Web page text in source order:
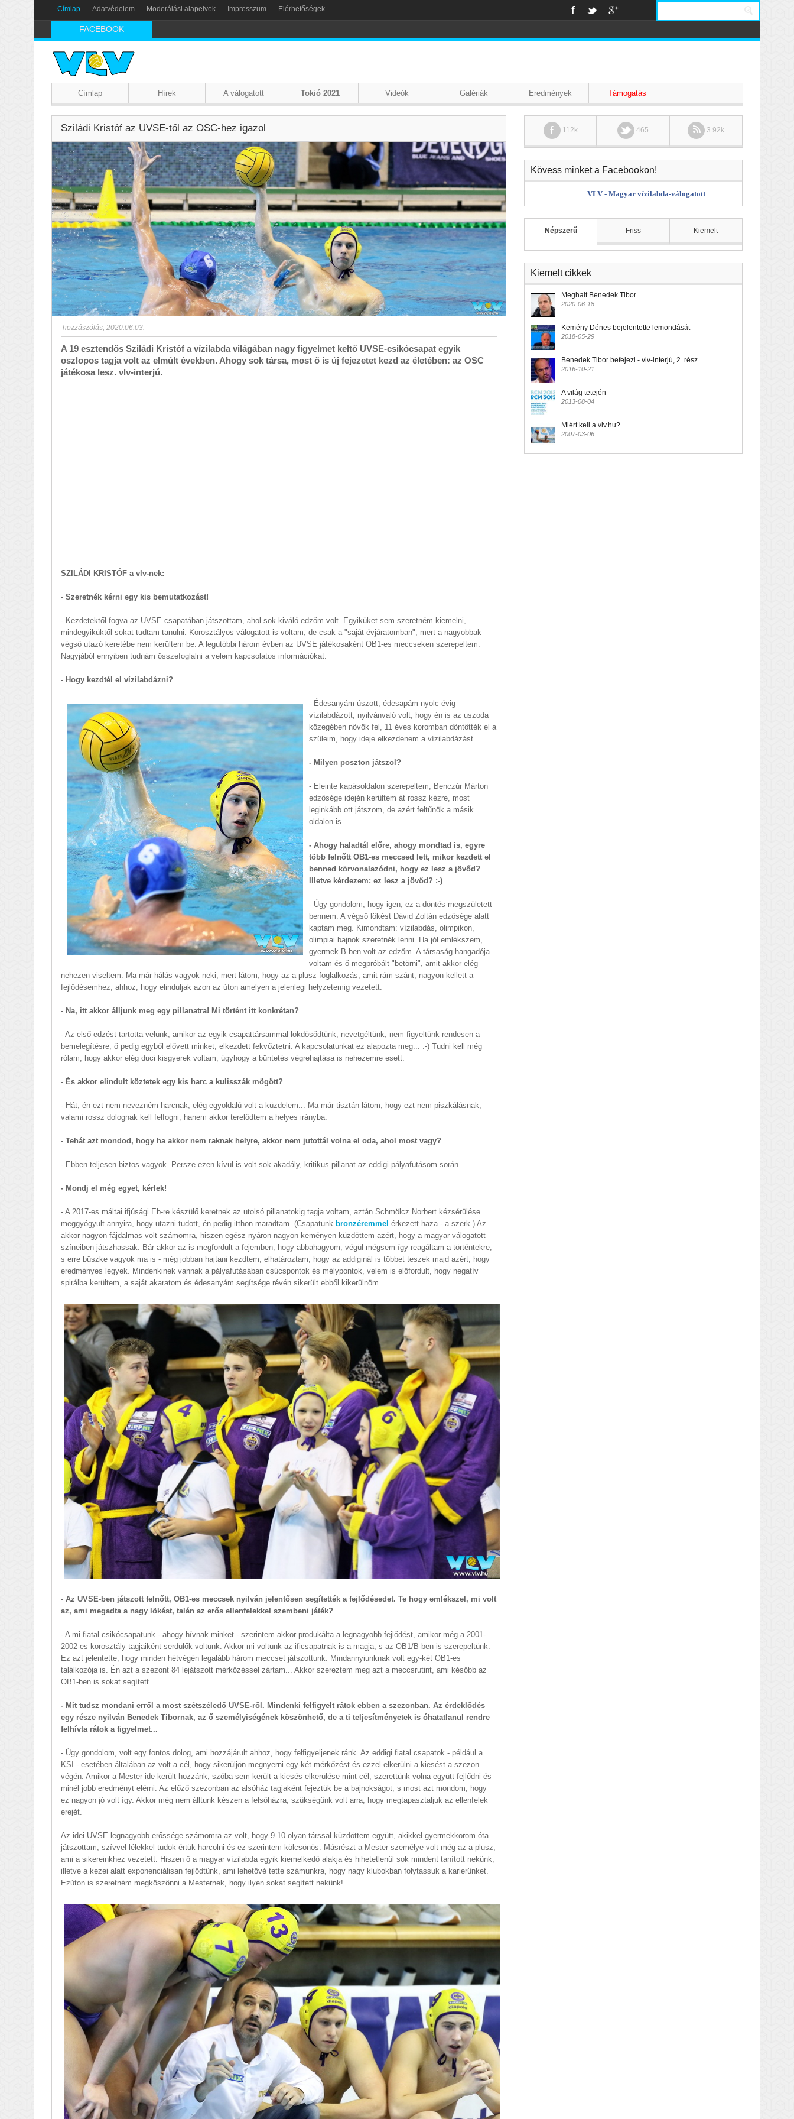
Címlap Adatvédelem Moderálási alapelvek Impresszum Elérhetőségek
FACEBOOK
Címlap Hírek A válogatott Tokió 2021 Videók Galériák Eredmények Támogatás
Sziládi Kristóf az UVSE-től az OSC-hez igazol
hozzászólás, 2020.06.03.
A 19 esztendős Sziládi Kristóf a vízilabda világában nagy figyelmet keltő UVSE-csikócsapat egyik
oszlopos tagja volt az elmúlt években. Ahogy sok társa, most ő is új fejezetet kezd az életében: az OSC
játékosa lesz. vlv-interjú.
SZILÁDI KRISTÓF a vlv-nek:
- Szeretnék kérni egy kis bemutatkozást!
- Kezdetektől fogva az UVSE csapatában játszottam, ahol sok kiváló edzőm volt. Egyiküket sem szeretném kiemelni,
mindegyiküktől sokat tudtam tanulni. Korosztályos válogatott is voltam, de csak a "saját évjáratomban", mert a nagyobbak
végső utazó keretébe nem kerültem be. A legutóbbi három évben az UVSE játékosaként OB1-es meccseken szerepeltem.
Nagyjából ennyiben tudnám összefoglalni a velem kapcsolatos információkat.
- Hogy kezdtél el vízilabdázni?
- Édesanyám úszott, édesapám nyolc évig
vízilabdázott, nyilvánvaló volt, hogy én is az uszoda
közegében növök fel, 11 éves koromban döntötték el a
szüleim, hogy ideje elkezdenem a vízilabdázást.
- Milyen poszton játszol?
- Eleinte kapásoldalon szerepeltem, Benczúr Márton
edzősége idején kerültem át rossz kézre, most
leginkább ott játszom, de azért feltűnök a másik
oldalon is.
- Ahogy haladtál előre, ahogy mondtad is, egyre
több felnőtt OB1-es meccsed lett, mikor kezdett el
benned körvonalazódni, hogy ez lesz a jövőd?
Illetve kérdezem: ez lesz a jövőd? :-)
- Úgy gondolom, hogy igen, ez a döntés megszületett
bennem. A végső lökést Dávid Zoltán edzősége alatt
kaptam meg. Kimondtam: vízilabdás, olimpikon,
olimpiai bajnok szeretnék lenni. Ha jól emlékszem,
gyermek B-ben volt az edzőm. A társaság hangadója
voltam és ő megpróbált "betörni", amit akkor elég
nehezen viseltem. Ma már hálás vagyok neki, mert látom, hogy az a plusz foglalkozás, amit rám szánt, nagyon kellett a
fejlődésemhez, ahhoz, hogy elinduljak azon az úton amelyen a jelenlegi helyzetemig vezetett.
- Na, itt akkor álljunk meg egy pillanatra! Mi történt itt konkrétan?
- Az első edzést tartotta velünk, amikor az egyik csapattársammal lökdösődtünk, nevetgéltünk, nem figyeltünk rendesen a
bemelegítésre, ő pedig egyből elővett minket, elkezdett fekvőztetni. A kapcsolatunkat ez alapozta meg... :-) Tudni kell még
rólam, hogy akkor elég duci kisgyerek voltam, úgyhogy a büntetés végrehajtása is nehezemre esett.
- És akkor elindult köztetek egy kis harc a kulisszák mögött?
- Hát, én ezt nem nevezném harcnak, elég egyoldalú volt a küzdelem... Ma már tisztán látom, hogy ezt nem piszkálásnak,
valami rossz dolognak kell felfogni, hanem akkor terelődtem a helyes irányba.
- Tehát azt mondod, hogy ha akkor nem raknak helyre, akkor nem jutottál volna el oda, ahol most vagy?
- Ebben teljesen biztos vagyok. Persze ezen kívül is volt sok akadály, kritikus pillanat az eddigi pályafutásom során.
- Mondj el még egyet, kérlek!
- A 2017-es máltai ifjúsági Eb-re készülő keretnek az utolsó pillanatokig tagja voltam, aztán Schmölcz Norbert kézsérülése
meggyógyult annyira, hogy utazni tudott, én pedig itthon maradtam. (Csapatunk bronzéremmel érkezett haza - a szerk.) Az
akkor nagyon fájdalmas volt számomra, hiszen egész nyáron nagyon keményen küzdöttem azért, hogy a magyar válogatott
színeiben játszhassak. Bár akkor az is megfordult a fejemben, hogy abbahagyom, végül mégsem így reagáltam a történtekre,
s erre büszke vagyok ma is - még jobban hajtani kezdtem, elhatároztam, hogy az addiginál is többet teszek majd azért, hogy
eredményes legyek. Mindenkinek vannak a pályafutásában csúcspontok és mélypontok, velem is előfordult, hogy negatív
spirálba kerültem, a saját akaratom és édesanyám segítsége révén sikerült ebből kikerülnöm.
- Az UVSE-ben játszott felnőtt, OB1-es meccsek nyilván jelentősen segítették a fejlődésedet. Te hogy emlékszel, mi volt
az, ami megadta a nagy lökést, talán az erős ellenfelekkel szembeni játék?
- A mi fiatal csikócsapatunk - ahogy hívnak minket - szerintem akkor produkálta a legnagyobb fejlődést, amikor még a 2001-
2002-es korosztály tagjaiként serdülők voltunk. Akkor mi voltunk az ificsapatnak is a magja, s az OB1/B-ben is szerepeltünk.
Ez azt jelentette, hogy minden hétvégén legalább három meccset játszottunk. Mindannyiunknak volt egy-két OB1-es
találkozója is. Én azt a szezont 84 lejátszott mérkőzéssel zártam... Akkor szereztem meg azt a meccsrutint, ami később az
OB1-ben is sokat segített.
- Mit tudsz mondani erről a most szétszéledő UVSE-ről. Mindenki felfigyelt rátok ebben a szezonban. Az érdeklődés
egy része nyilván Benedek Tibornak, az ő személyiségének köszönhető, de a ti teljesítményetek is óhatatlanul rendre
felhívta rátok a figyelmet...
- Úgy gondolom, volt egy fontos dolog, ami hozzájárult ahhoz, hogy felfigyeljenek ránk. Az eddigi fiatal csapatok - például a
KSI - esetében általában az volt a cél, hogy sikerüljön megnyerni egy-két mérkőzést és ezzel elkerülni a kiesést a szezon
végén. Amikor a Mester ide került hozzánk, szóba sem került a kiesés elkerülése mint cél, szerettünk volna együtt fejlődni és
minél jobb eredményt elérni. Az előző szezonban az alsóház tagjaként fejeztük be a bajnokságot, s most azt mondom, hogy
ez nagyon jó volt így. Akkor még nem álltunk készen a felsőházra, szükségünk volt arra, hogy megtapasztaljuk az ellenfelek
erejét.
Az idei UVSE legnagyobb erőssége számomra az volt, hogy 9-10 olyan társsal küzdöttem együtt, akikkel gyermekkorom óta
játszottam, szívvel-lélekkel tudok értük harcolni és ez szerintem kölcsönös. Másrészt a Mester személye volt még az a plusz,
ami a sikereinkhez vezetett. Hiszen ő a magyar vízilabda egyik kiemelkedő alakja és hihetetlenül sok mindent tanított nekünk,
illetve a kezei alatt exponenciálisan fejlődtünk, ami lehetővé tette számunkra, hogy nagy klubokban folytassuk a karierünket.
Ezúton is szeretném megköszönni a Mesternek, hogy ilyen sokat segített nekünk!
112k 465 3.92k
Kövess minket a Facebookon!
VLV - Magyar vízilabda-válogatott
Népszerű Friss Kiemelt
Kiemelt cikkek
Meghalt Benedek Tibor
2020-06-18
Kemény Dénes bejelentette lemondását
2018-05-29
Benedek Tibor befejezi - vlv-interjú, 2. rész
2016-10-21
A világ tetején
2013-08-04
Miért kell a vlv.hu?
2007-03-06